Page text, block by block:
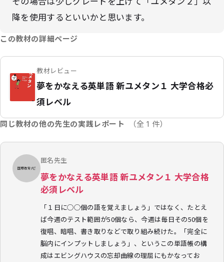
降を使用するといいかと思います。
この教材の詳細ページ
教材レビュー
夢をかなえる英単語 新ユメタン１ 大学合格必
須レベル
同じ教材の他の先生の実践レポート （全 1 件）
匿名先生
夢をかなえる英単語 新ユメタン１ 大学合格
必須レベル
「１日に◯◯個の語を覚えましょう」ではなく、たとえ
ば今週のテスト範囲が50個なら、今週は毎日その50個を
復唱、暗唱、書き取りなどで取り組み続けた。「完全に
脳内にインプットしましょう」、というこの単語帳の構
成はエビングハウスの忘却曲線の理屈にもかなってお